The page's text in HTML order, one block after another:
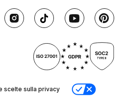
scelte sulla privacy